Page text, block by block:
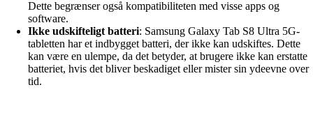
Dette begrænser også kompatibiliteten med visse apps og
software.
Ikke udskifteligt batteri: Samsung Galaxy Tab S8 Ultra 5G-
tabletten har et indbygget batteri, der ikke kan udskiftes. Dette
kan være en ulempe, da det betyder, at brugere ikke kan erstatte
batteriet, hvis det bliver beskadiget eller mister sin ydeevne over
tid.